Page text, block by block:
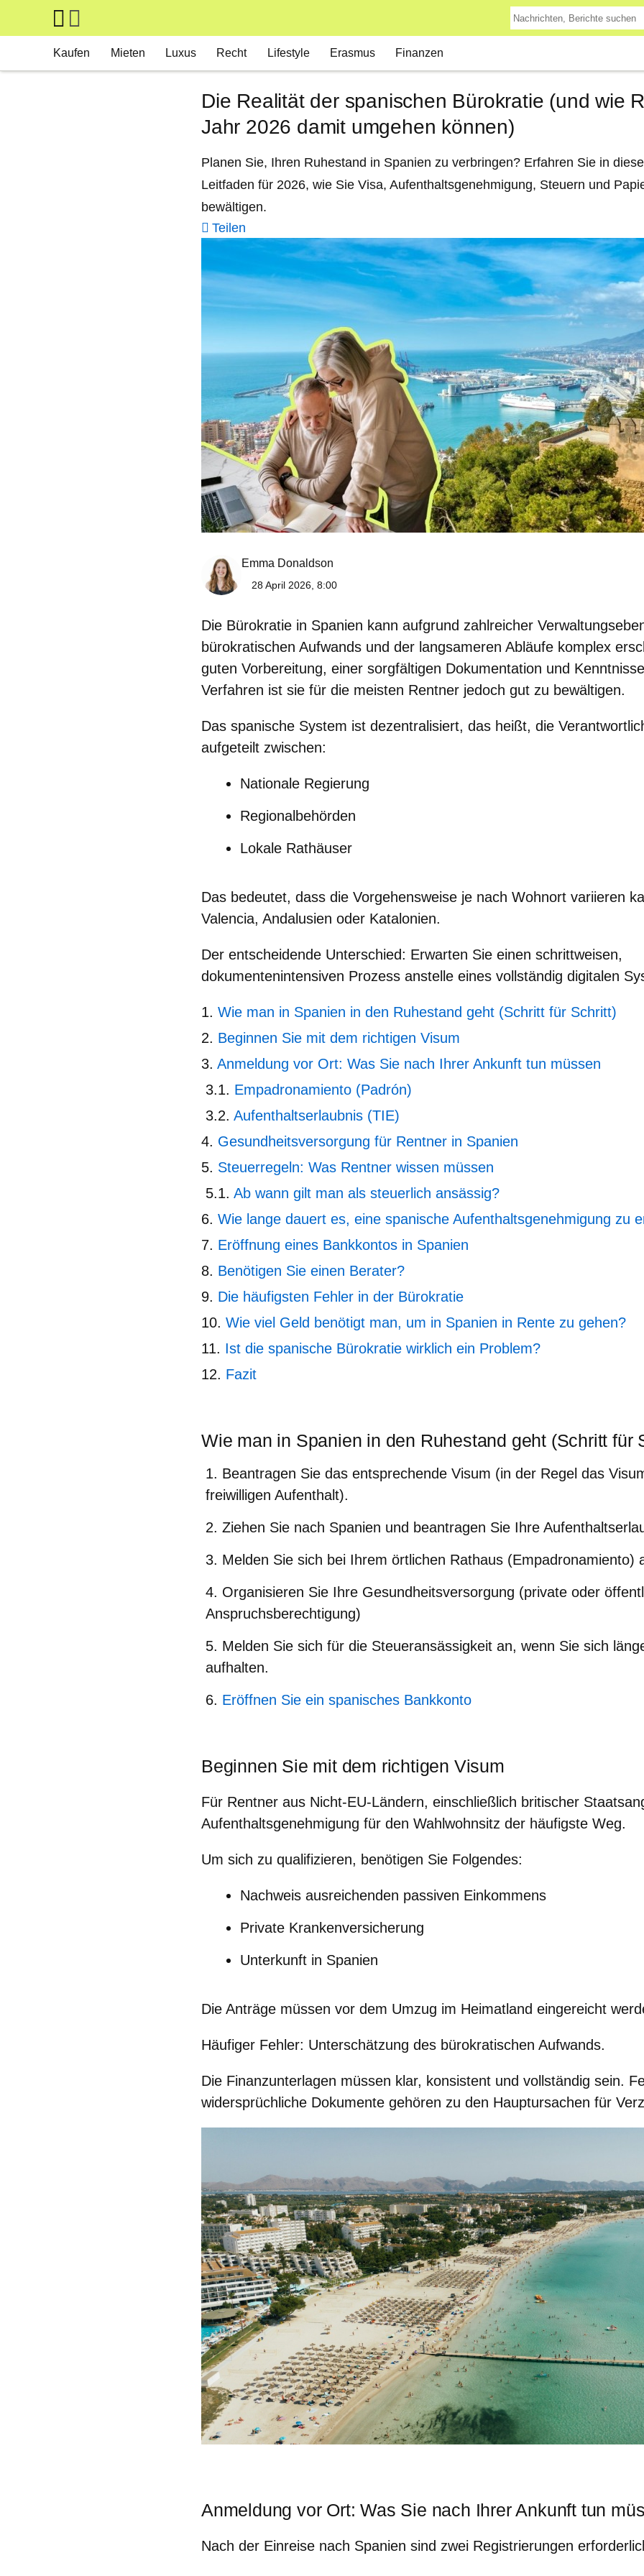
Skip to main content
Kaufen Mieten Luxus Recht Lifestyle Erasmus Finanzen
Die Realität der spanischen Bürokratie (und wie
Jahr 2026 damit umgehen können)
Planen Sie, Ihren Ruhestand in Spanien zu verbringen? Erfahren Sie in
Leitfaden für 2026, wie Sie Visa, Aufenthaltsgenehmigung, Steuern und
bewältigen.
Teilen
Emma Donaldson
28 April 2026, 8:00
Die Bürokratie in Spanien kann aufgrund zahlreicher
bürokratischen Aufwands und der langsameren Abläufe komplex
guten Vorbereitung, einer sorgfältigen Dokumentation und
Verfahren ist sie für die meisten Rentner jedoch gut zu bewältigen.
Das spanische System ist dezentralisiert, das heißt, die
aufgeteilt zwischen:
Nationale Regierung
Regionalbehörden
Lokale Rathäuser
Das bedeutet, dass die Vorgehensweise je nach Wohnort variieren
Valencia, Andalusien oder Katalonien.
Der entscheidende Unterschied: Erwarten Sie einen schrittweisen,
dokumentenintensiven Prozess anstelle eines vollständig digitalen
Wie man in Spanien in den Ruhestand geht (Schritt für Schritt)
Beginnen Sie mit dem richtigen Visum
Anmeldung vor Ort: Was Sie nach Ihrer Ankunft tun müssen
Empadronamiento (Padrón)
Aufenthaltserlaubnis (TIE)
Gesundheitsversorgung für Rentner in Spanien
Steuerregeln: Was Rentner wissen müssen
Ab wann gilt man als steuerlich ansässig?
Wie lange dauert es, eine spanische Aufenthaltsgenehmigung zu
Eröffnung eines Bankkontos in Spanien
Benötigen Sie einen Berater?
Die häufigsten Fehler in der Bürokratie
Wie viel Geld benötigt man, um in Spanien in Rente zu gehen?
Ist die spanische Bürokratie wirklich ein Problem?
Fazit
Wie man in Spanien in den Ruhestand geht (Schritt für
Beantragen Sie das entsprechende Visum (in der Regel das
freiwilligen Aufenthalt).
Ziehen Sie nach Spanien und beantragen Sie Ihre
Melden Sie sich bei Ihrem örtlichen Rathaus (Empadronamiento)
Organisieren Sie Ihre Gesundheitsversorgung (private oder
Anspruchsberechtigung)
Melden Sie sich für die Steueransässigkeit an, wenn Sie sich
aufhalten.
Eröffnen Sie ein spanisches Bankkonto
Beginnen Sie mit dem richtigen Visum
Für Rentner aus Nicht-EU-Ländern, einschließlich britischer
Aufenthaltsgenehmigung für den Wahlwohnsitz der häufigste Weg.
Um sich zu qualifizieren, benötigen Sie Folgendes:
Nachweis ausreichenden passiven Einkommens
Private Krankenversicherung
Unterkunft in Spanien
Die Anträge müssen vor dem Umzug im Heimatland eingereicht
Häufiger Fehler: Unterschätzung des bürokratischen Aufwands.
Die Finanzunterlagen müssen klar, konsistent und vollständig sein.
widersprüchliche Dokumente gehören zu den Hauptursachen für
Anmeldung vor Ort: Was Sie nach Ihrer Ankunft tun
Nach der Einreise nach Spanien sind zwei Registrierungen